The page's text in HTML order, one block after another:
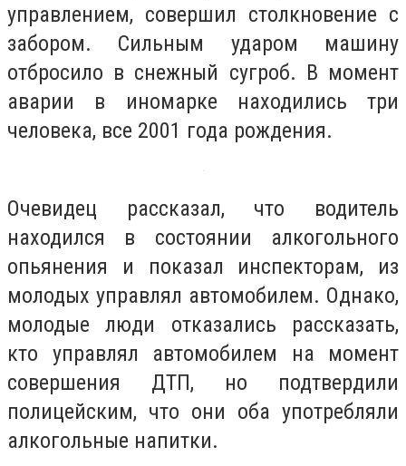
управлением, совершил столкновение с
забором. Сильным ударом машину
отбросило в снежный сугроб. В момент
аварии в иномарке находились три
человека, все 2001 года рождения.
Очевидец рассказал, что водитель
находился в состоянии алкогольного
опьянения и показал инспекторам, из
молодых управлял автомобилем. Однако,
молодые люди отказались рассказать,
кто управлял автомобилем на момент
совершения ДТП, но подтвердили
полицейским, что они оба употребляли
алкогольные напитки.